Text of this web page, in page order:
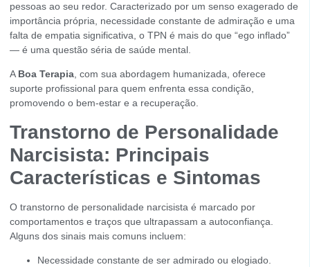
pessoas ao seu redor. Caracterizado por um senso exagerado de
importância própria, necessidade constante de admiração e uma
falta de empatia significativa, o TPN é mais do que “ego inflado”
— é uma questão séria de saúde mental.
A Boa Terapia, com sua abordagem humanizada, oferece
suporte profissional para quem enfrenta essa condição,
promovendo o bem-estar e a recuperação.
Transtorno de Personalidade
Narcisista: Principais
Características e Sintomas
O transtorno de personalidade narcisista é marcado por
comportamentos e traços que ultrapassam a autoconfiança.
Alguns dos sinais mais comuns incluem:
Necessidade constante de ser admirado ou elogiado.